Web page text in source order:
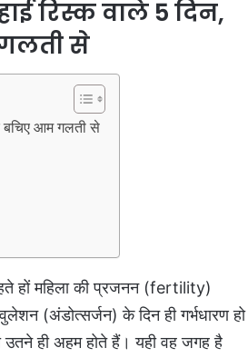
रिस्क वाले 5 दिन,
से
आम गलती से
हों महिला की प्रजनन (fertility)
(अंडोत्सर्जन) के दिन ही गर्भधारण हो
ही अहम होते हैं। यही वह जगह है